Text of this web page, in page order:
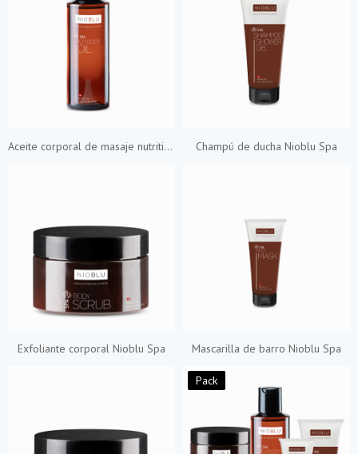
Aceite corporal de masaje nutritivo Nioblu Spa Champú de ducha Nioblu Spa
Exfoliante corporal Nioblu Spa Mascarilla de barro Nioblu Spa
Pack